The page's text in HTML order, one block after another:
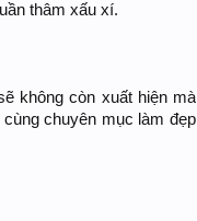
thâm xấu xí.
không còn xuất hiện mà
chuyên mục làm đẹp